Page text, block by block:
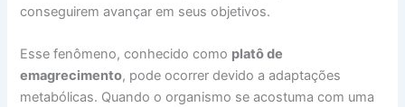
conseguirem avançar em seus objetivos.
Esse fenômeno, conhecido como platô de
emagrecimento, pode ocorrer devido a adaptações
metabólicas. Quando o organismo se acostuma com uma